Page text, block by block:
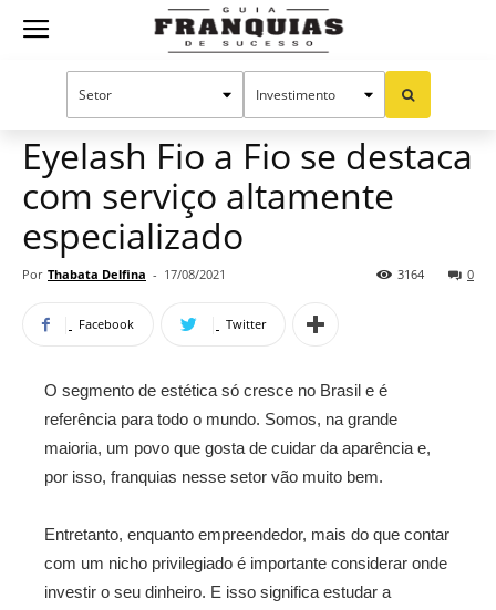
Guia
Mercado de franquias
Eyelash Fio a Fio se destaca
com serviço altamente
especializado
Por Thabata Delfina - 17/08/2021 0
3164
Facebook Twitter
O segmento de estética só cresce no Brasil e é
referência para todo o mundo. Somos, na grande
maioria, um povo que gosta de cuidar da aparência e,
por isso, franquias nesse setor vão muito bem.
Entretanto, enquanto empreendedor, mais do que contar
com um nicho privilegiado é importante considerar onde
investir o seu dinheiro. E isso significa estudar a